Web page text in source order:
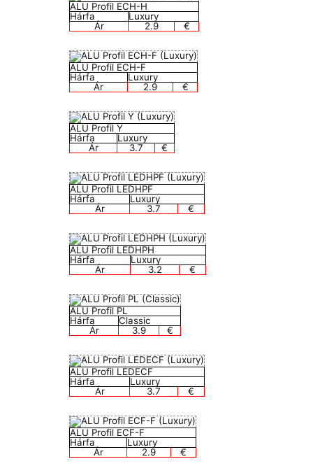
ALU Profil ECH-H
Hárfa
Luxury
Ár
2.9 €
ALU Profil ECH-F
Hárfa
Luxury
Ár
2.9 €
ALU Profil Y
Hárfa
Luxury
Ár
3.7 €
ALU Profil LEDHPF
Hárfa
Luxury
Ár
3.7 €
ALU Profil LEDHPH
Hárfa
Luxury
Ár
3.2 €
ALU Profil PL
Hárfa
Classic
Ár
3.9 €
ALU Profil LEDECF
Hárfa
Luxury
Ár
3.7 €
ALU Profil ECF-F
Hárfa
Luxury
Ár
2.9 €